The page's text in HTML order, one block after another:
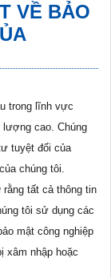
VỀ BẢO
trong lĩnh vực
lượng cao. Chúng
tuyệt đối của
chúng tôi.
rằng tất cả thông tin
tôi sử dụng các
mật công nghiệp
xâm nhập hoặc